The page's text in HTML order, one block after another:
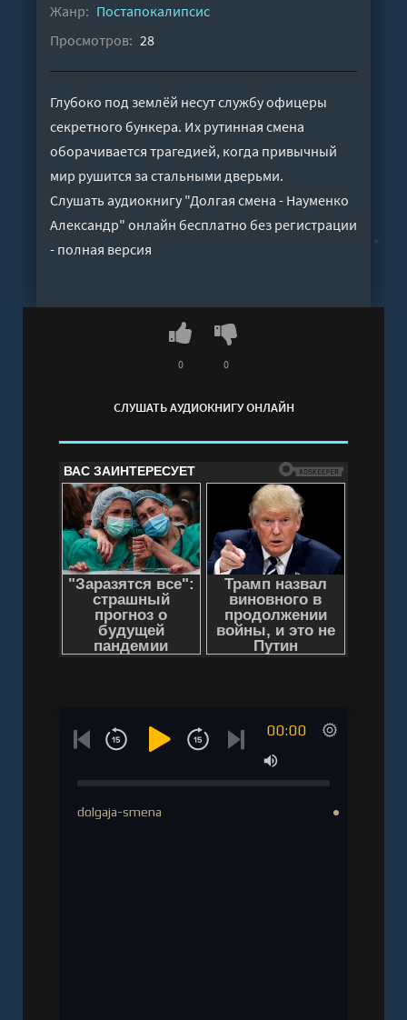
Жанр: Постапокалипсис
Просмотров: 28
Глубоко под землёй несут службу офицеры
секретного бункера. Их рутинная смена
оборачивается трагедией, когда привычный
мир рушится за стальными дверьми.
Слушать аудиокнигу "Долгая смена - Науменко
Александр" онлайн бесплатно без регистрации
- полная версия
СЛУШАТЬ АУДИОКНИГУ ОНЛАЙН
0 0
00:00
dolgaja-smena